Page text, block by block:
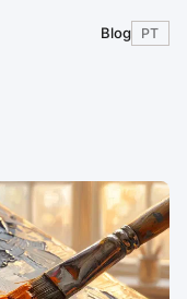
Blog PT